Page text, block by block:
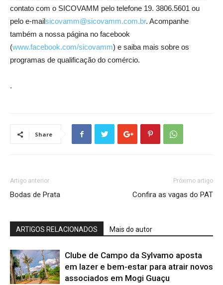
contato com o SICOVAMM pelo telefone 19. 3806.5601 ou
pelo e-mailsicovamm@sicovamm.com.br. Acompanhe
também a nossa página no facebook
(www.facebook.com/sicovamm) e saiba mais sobre os
programas de qualificação do comércio.
.
Share
Artigo anterior
Bodas de Prata
Próximo artigo
Confira as vagas do PAT
ARTIGOS RELACIONADOS Mais do autor
Clube de Campo da Sylvamo aposta
em lazer e bem-estar para atrair novos
associados em Mogi Guaçu